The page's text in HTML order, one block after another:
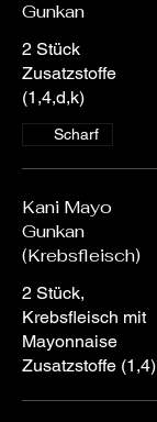
Gunkan
2 Stück
Zusatzstoffe
(1,4,d,k)
Scharf
Kani Mayo
Gunkan
(Krebsfleisch)
2 Stück,
Krebsfleisch mit
Mayonnaise
Zusatzstoffe (1,4)